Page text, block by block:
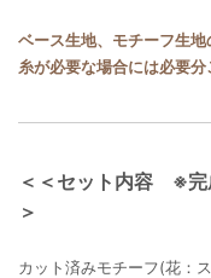
ベース生地、モチーフ生
糸が必要な場合には必要分
＜＜セット内容 ※完
＞
カット済みモチーフ(花：